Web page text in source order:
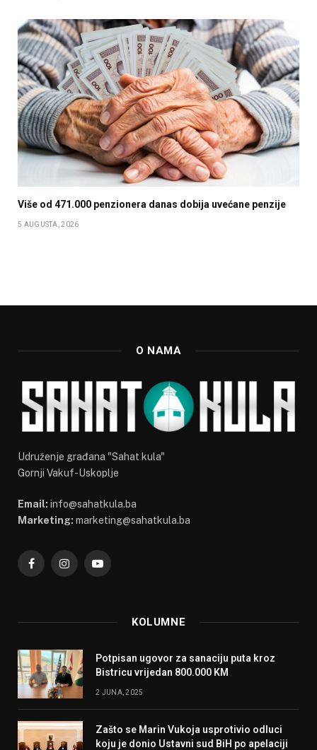
Više od 471.000 penzionera danas dobija uvećane penzije
5 AUGUSTA, 2026
O NAMA
Udruženje građana "Sahat kula"
Gornji Vakuf-Uskoplje
Email: info@sahatkula.ba
Marketing: marketing@sahatkula.ba
FacebookInstagramYouTube
KOLUMNE
Potpisan ugovor za sanaciju puta kroz
Bistricu vrijedan 800.000 KM
2 JUNA, 2025
Zašto se Marin Vukoja usprotivio odluci
koju je donio Ustavni sud BiH po apelaciji